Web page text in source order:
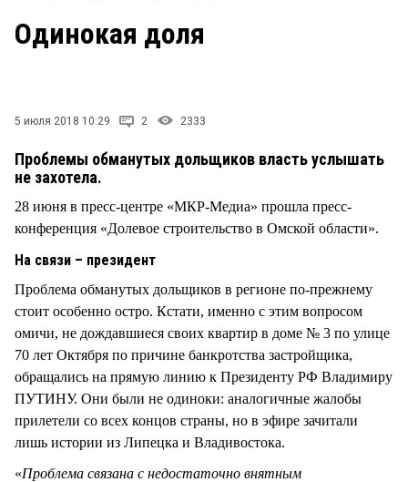
ЗАКОН
ПРОИСШЕСТВИЯ
СТИЛЬ ЖИЗНИ
Одинокая доля
5 июля 2018 10:29 2 2333
Проблемы обманутых дольщиков власть услышать
не захотела.
28 июня в пресс-центре «МКР-Медиа» прошла пресс-
конференция «Долевое строительство в Омской области».
На связи – президент
Проблема обманутых дольщиков в регионе по-прежнему
стоит особенно остро. Кстати, именно с этим вопросом
омичи, не дождавшиеся своих квартир в доме № 3 по улице
70 лет Октября по причине банкротства застройщика,
обращались на прямую линию к Президенту РФ Владимиру
ПУТИНУ. Они были не одиноки: аналогичные жалобы
прилетели со всех концов страны, но в эфире зачитали
лишь истории из Липецка и Владивостока.
«Проблема связана с недостаточно внятным